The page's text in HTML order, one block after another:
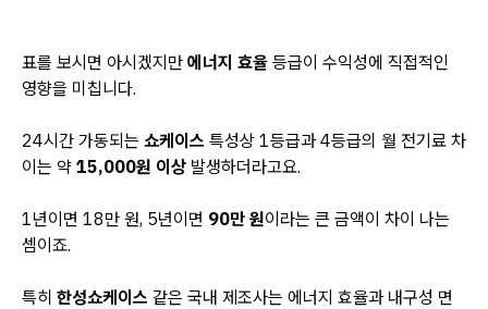
표를 보시면 아시겠지만 에너지 효율 등급이 수익성에 직접적인
영향을 미칩니다.
24시간 가동되는 쇼케이스 특성상 1등급과 4등급의 월 전기료 차
이는 약 15,000원 이상 발생하더라고요.
1년이면 18만 원, 5년이면 90만 원이라는 큰 금액이 차이 나는
셈이죠.
특히 한성쇼케이스 같은 국내 제조사는 에너지 효율과 내구성 면